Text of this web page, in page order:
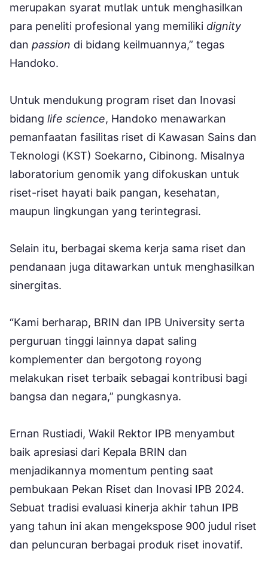
merupakan syarat mutlak untuk menghasilkan
para peneliti profesional yang memiliki dignity
dan passion di bidang keilmuannya,” tegas
Handoko.
Untuk mendukung program riset dan Inovasi
bidang life science, Handoko menawarkan
pemanfaatan fasilitas riset di Kawasan Sains dan
Teknologi (KST) Soekarno, Cibinong. Misalnya
laboratorium genomik yang difokuskan untuk
riset-riset hayati baik pangan, kesehatan,
maupun lingkungan yang terintegrasi.
Selain itu, berbagai skema kerja sama riset dan
pendanaan juga ditawarkan untuk menghasilkan
sinergitas.
“Kami berharap, BRIN dan IPB University serta
perguruan tinggi lainnya dapat saling
komplementer dan bergotong royong
melakukan riset terbaik sebagai kontribusi bagi
bangsa dan negara,” pungkasnya.
Ernan Rustiadi, Wakil Rektor IPB menyambut
baik apresiasi dari Kepala BRIN dan
menjadikannya momentum penting saat
pembukaan Pekan Riset dan Inovasi IPB 2024.
Sebuat tradisi evaluasi kinerja akhir tahun IPB
yang tahun ini akan mengekspose 900 judul riset
dan peluncuran berbagai produk riset inovatif.